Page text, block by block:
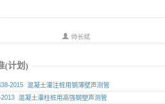
帅长斌
(计划)
2015 混凝土灌注桩用钢薄壁声测管
混凝土灌柱桩用高强钢塑声测管